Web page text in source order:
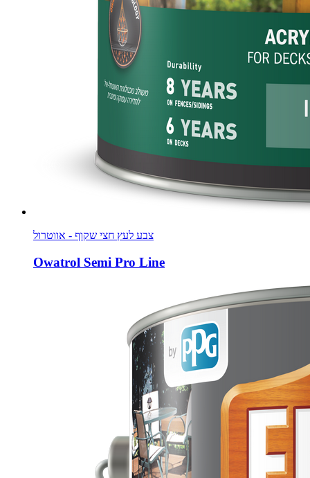
צבע לעץ חצי שקוף - אווטרול
Owatrol Semi Pro Line